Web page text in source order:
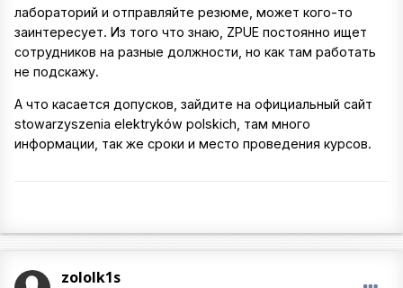
лабораторий и отправляйте резюме, может кого-то
заинтересует. Из того что знаю, ZPUE постоянно ищет
сотрудников на разные должности, но как там работать
не подскажу.
А что касается допусков, зайдите на официальный сайт
stowarzyszenia elektryków polskich, там много
информации, так же сроки и место проведения курсов.
zololk1s